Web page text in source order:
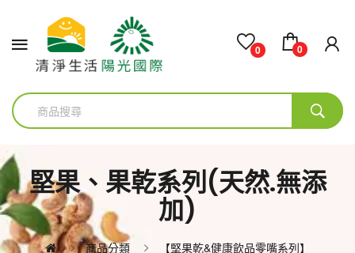
0 0
堅果、果乾系列(天然.無添
加)
商品分類
【堅果乾&健康飲品零嘴系列】